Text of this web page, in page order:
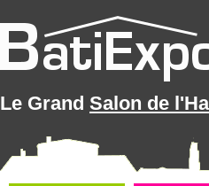
Le Grand Salon de